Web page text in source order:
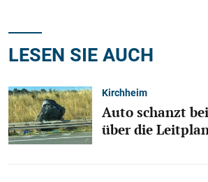
LESEN SIE AUCH
Kirchheim
Auto schanzt
über die